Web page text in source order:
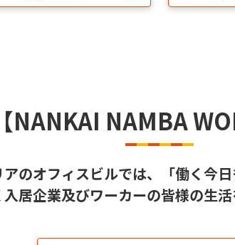
NANKAI NAMBA
のオフィスビルでは、「働く今
居企業及びワーカーの皆様の生活